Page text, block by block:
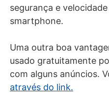
segurança e
smartphone.
Uma outra boa
usado gratuitamente
com alguns anúncios.
através do link.